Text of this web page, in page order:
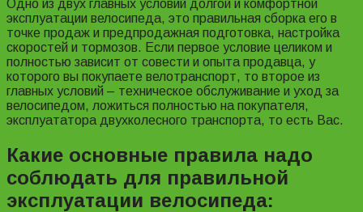
Одно из двух главных условий долгой и комфортной
эксплуатации велосипеда, это правильная сборка его в
точке продаж и предпродажная подготовка, настройка
скоростей и тормозов. Если первое условие целиком и
полностью зависит от совести и опыта продавца, у
которого вы покупаете велотранспорт, то второе из
главных условий – техническое обслуживание и уход за
велосипедом, ложиться полностью на покупателя,
эксплуататора двухколесного транспорта, то есть Вас.
Какие основные правила надо
соблюдать для правильной
эксплуатации велосипеда: